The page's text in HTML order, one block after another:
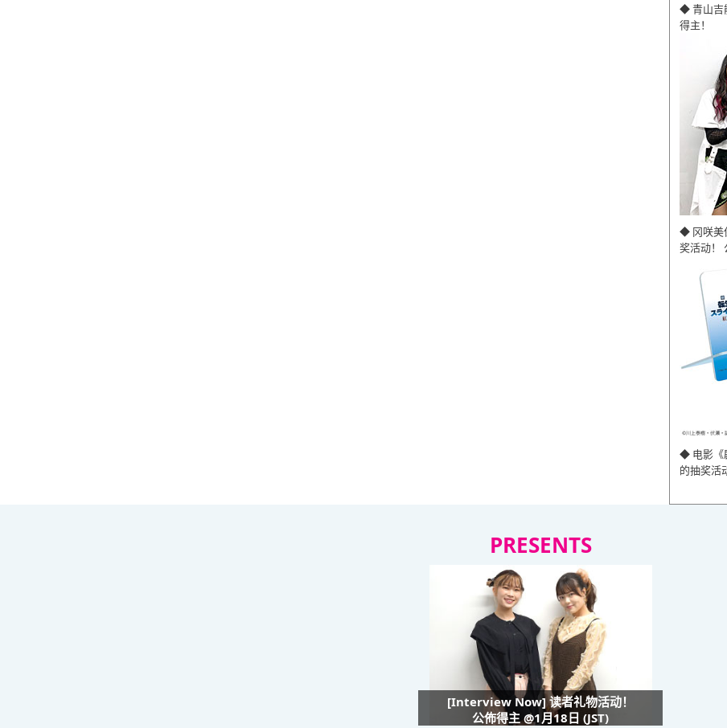
◆ 青山吉
得主！
◆ 冈咲美
奖活动！
◆ 电影《
的抽奖活
PRESENTS
[Interview Now] 读者礼物活动！
公佈得主 @1月18日 (JST)